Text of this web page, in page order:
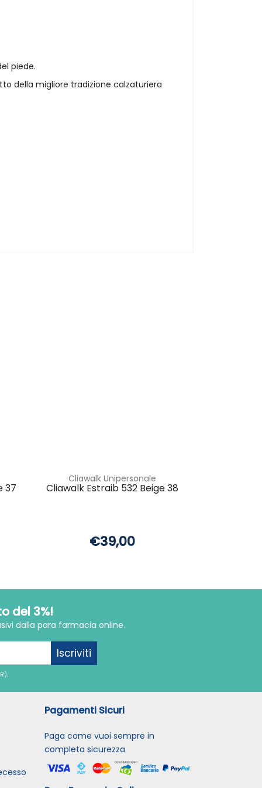
piede.
della migliore tradizione calzaturiera
37
Cliawalk Unipersonale
Cliawalk Estraib 532 Beige 38
€39,00
del 3%!
dalla para farmacia online.
Iscriviti
Pagamenti Sicuri
Paga come vuoi sempre in
completa sicurezza